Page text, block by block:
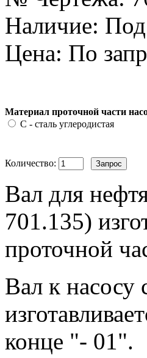
Наличие: Под
Цена: По
Материал проточной части
С - сталь углеродистая
Количество:
Вал для
701.135)
проточной
Вал к насосу
конце "- 01".